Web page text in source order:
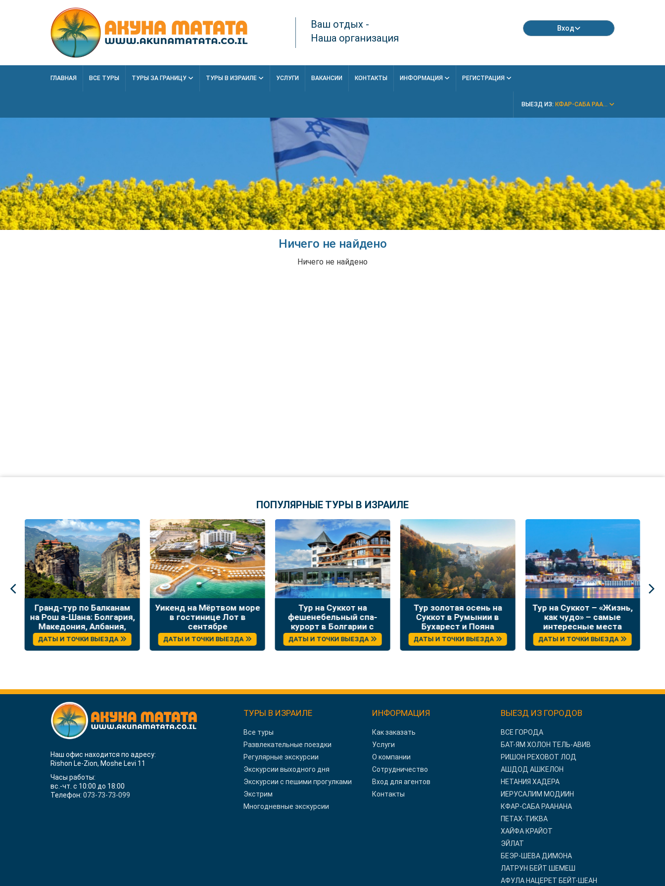
Ваш отдых -
Наша организация
Вход
ГЛАВНАЯ ВСЕ ТУРЫ ТУРЫ ЗА ГРАНИЦУ ТУРЫ В ИЗРАИЛЕ УСЛУГИ ВАКАНСИИ КОНТАКТЫ ИНФОРМАЦИЯ РЕГИСТРАЦИЯ
ВЫЕЗД ИЗ: КФАР-САБА РАА...
Ничего не найдено
Ничего не найдено
ПОПУЛЯРНЫЕ ТУРЫ В ИЗРАИЛЕ
Гранд-тур по Балканам
на Рош а-Шана: Болгария,
Македония, Албания,
Греция
ДАТЫ И ТОЧКИ ВЫЕЗДА
Уикенд на Мёртвом море
в гостинице Лот в
сентябре
ДАТЫ И ТОЧКИ ВЫЕЗДА
Тур на Суккот на
фешенебельный спа-
курорт в Болгарии с
отдыхом и экскурсиями
ДАТЫ И ТОЧКИ ВЫЕЗДА
Тур золотая осень на
Суккот в Румынии в
Бухарест и Пояна
Брашов
ДАТЫ И ТОЧКИ ВЫЕЗДА
Тур на Суккот – «Жизнь,
как чудо» – самые
интересные места
Сербии
ДАТЫ И ТОЧКИ ВЫЕЗДА
Наш офис находится по адресу:
Rishon Le-Zion, Moshe Levi 11
Часы работы:
вс.-чт. с 10:00 до 18:00
Телефон: 073-73-73-099
ТУРЫ В ИЗРАИЛЕ
Все туры
Развлекательные поездки
Регулярные экскурсии
Экскурсии выходного дня
Экскурсии с пешими прогулками
Экстрим
Многодневные экскурсии
ИНФОРМАЦИЯ
Как заказать
Услуги
О компании
Сотрудничество
Вход для агентов
Контакты
ВЫЕЗД ИЗ ГОРОДОВ
ВСЕ ГОРОДА
БАТ-ЯМ ХОЛОН ТЕЛЬ-АВИВ
РИШОН РЕХОВОТ ЛОД
АШДОД АШКЕЛОН
НЕТАНИЯ ХАДЕРА
ИЕРУСАЛИМ МОДИИН
КФАР-САБА РААНАНА
ПЕТАХ-ТИКВА
ХАЙФА КРАЙОТ
ЭЙЛАТ
БЕЭР-ШЕВА ДИМОНА
ЛАТРУН БЕЙТ ШЕМЕШ
АФУЛА НАЦЕРЕТ БЕЙТ-ШЕАН